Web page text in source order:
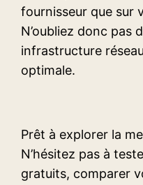
fournisseur que sur
N’oubliez donc pas
infrastructure
optimale.
Prêt à explorer la
N’hésitez pas à
gratuits, comparer